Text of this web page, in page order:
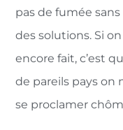
pas de fumée sans
des solutions. Si
encore fait, c’est
de pareils pays on
se proclamer